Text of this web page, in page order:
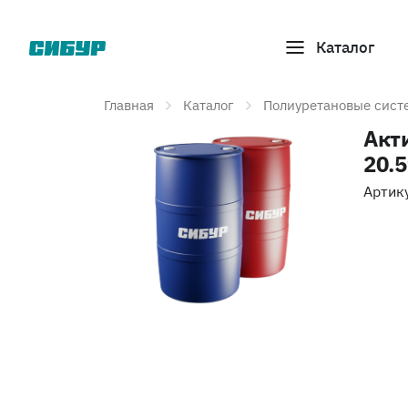
Каталог
Главная Каталог Полиуретановые